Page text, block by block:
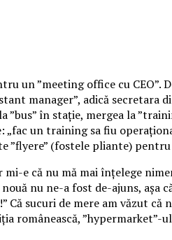
un ”meeting office cu
manager”, adică secretara
în stație, mergea la
„fac un training sa fiu
(fostele pliante)
e că nu mă mai înțelege
nu ne-a fost de-ajuns, așa
sucuri de mere am văzut
românească,